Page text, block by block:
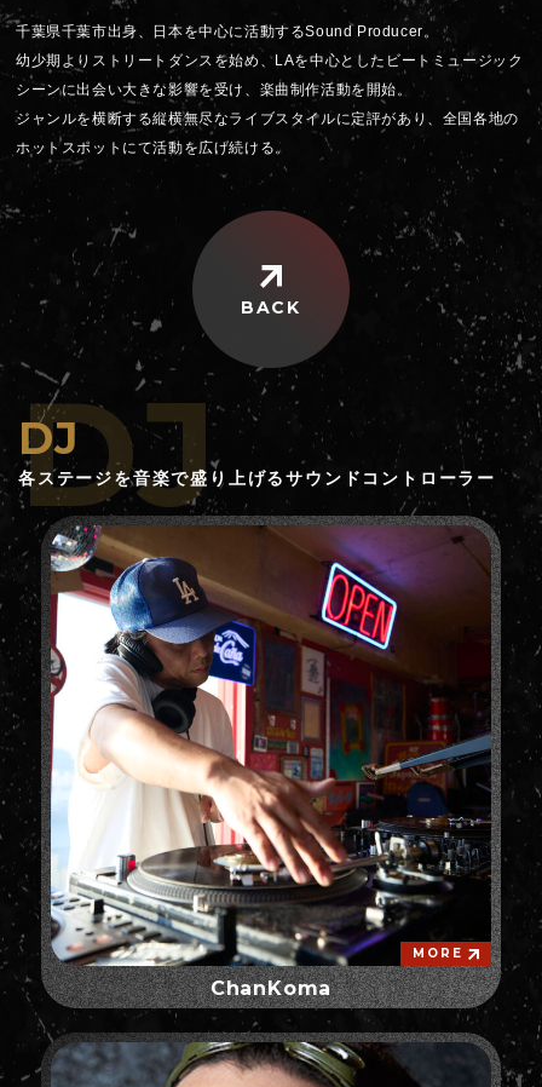
千葉県千葉市出身、日本を中心に活動するSound Producer。
幼少期よりストリートダンスを始め、LAを中心としたビートミュージック
シーンに出会い大きな影響を受け、楽曲制作活動を開始。
ジャンルを横断する縦横無尽なライブスタイルに定評があり、全国各地の
ホットスポットにて活動を広げ続ける。
BACK
DJ
各ステージを音楽で盛り上げるサウンドコントローラー
DJ
MORE
ChanKoma